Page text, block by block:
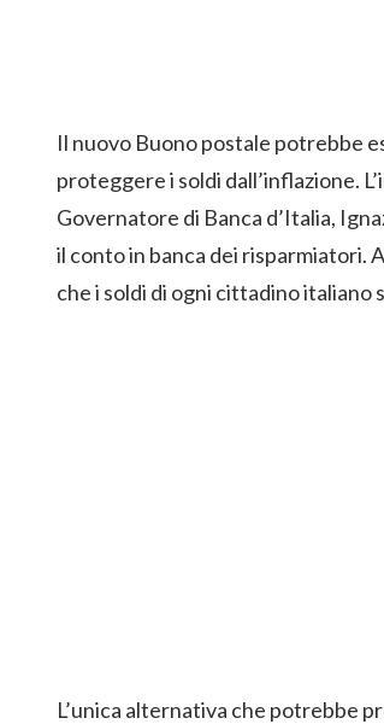
Il nuovo Buono postale potrebbe
proteggere i soldi dall’inflazione.
Governatore di Banca d’Italia,
il conto in banca dei risparmiatori.
che i soldi di ogni cittadino italiano
L’unica alternativa che potrebbe